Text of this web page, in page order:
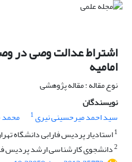
اشتراط عدالت وصی در
امامیه
نوع مقاله : مقاله پژوهشی
نویسندگان
سید احمد میرحسینی نیری1 محمد
1استادیار پردیس فارابی دانشگاه
2دانشجوی کارشناسی ارشد پردیس